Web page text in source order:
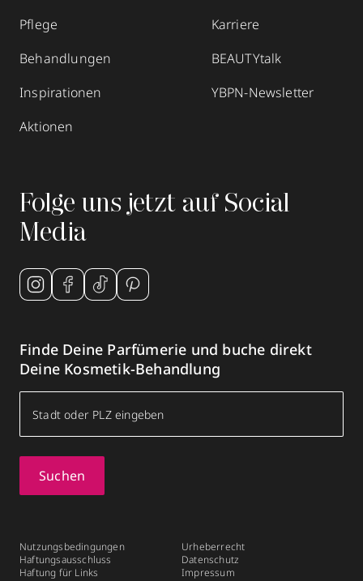
Pflege
Behandlungen
Inspirationen
Aktionen
Karriere
BEAUTYtalk
YBPN-Newsletter
Folge uns jetzt auf Social
Media
Finde Deine Parfümerie und buche direkt
Deine Kosmetik-Behandlung
Suchen
Nutzungsbedingungen
Haftungsausschluss
Haftung für Links
Urheberrecht
Datenschutz
Impressum